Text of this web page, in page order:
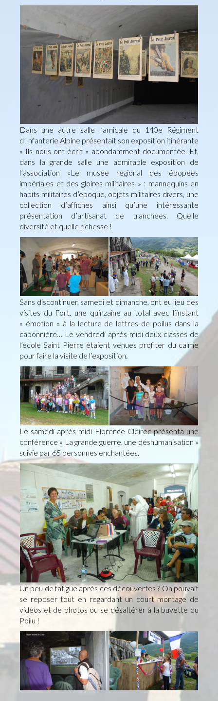
Dans une autre salle l’amicale du 140e Régiment
d’Infanterie Alpine présentait son exposition itinérante
« Ils nous ont écrit » abondamment documentée. Et,
dans la grande salle une admirable exposition de
l’association «Le musée régional des épopées
impériales et des gloires militaires » : mannequins en
habits militaires d’époque, objets militaires divers, une
collection d’affiches ainsi qu’une intéressante
présentation d’artisanat de tranchées. Quelle
diversité et quelle richesse !
Sans discontinuer, samedi et dimanche, ont eu lieu des
visites du Fort, une quinzaine au total avec l’instant
« émotion » à la lecture de lettres de poilus dans la
caponnière… Le vendredi après-midi deux classes de
l’école Saint Pierre étaient venues profiter du calme
pour faire la visite de l’exposition.
Le samedi après-midi Florence Cleirec présenta une
conférence « La grande guerre, une déshumanisation »
suivie par 65 personnes enchantées.
Un peu de fatigue après ces découvertes ? On pouvait
se reposer tout en regardant un court montage de
vidéos et de photos ou se désaltérer à la buvette du
Poilu !